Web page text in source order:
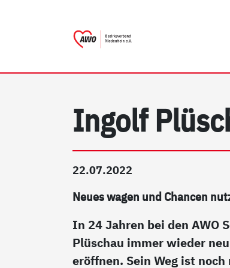
Ingolf
22.07.2022
Neues wagen und Chancen
In 24 Jahren bei den AWO
Plüschau immer wieder
eröffnen. Sein Weg ist